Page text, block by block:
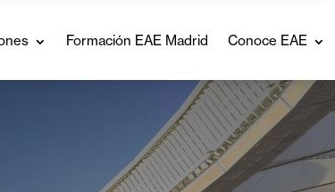
Formación EAE Madrid Conoce EAE